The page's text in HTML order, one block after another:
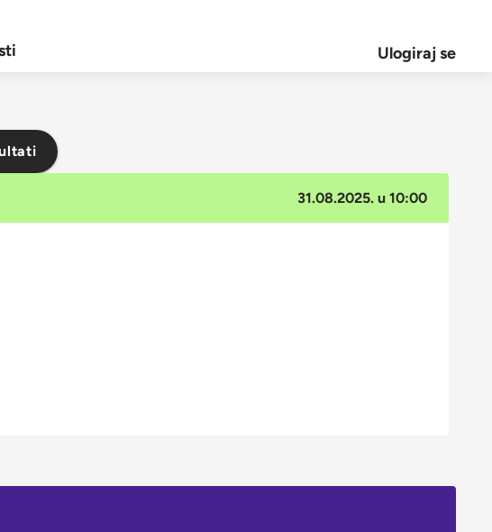
Ulogiraj se
31.08.2025. u 10:00